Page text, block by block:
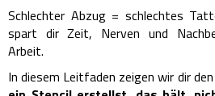
Schlechter Abzug = schlechtes
spart dir Zeit, Nerven und
Arbeit.
In diesem Leitfaden zeigen wir dir den